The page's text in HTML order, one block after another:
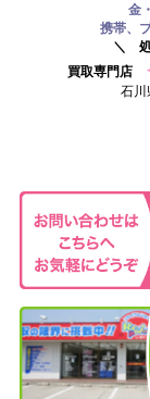
金
携帯、ブ
＼ 処
買取専門店
石